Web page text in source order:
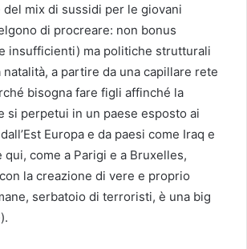
del mix di sussidi per le giovani
di procreare: non bonus
insufficienti) ma politiche strutturali
a partire da una capillare rete
bisogna fare figli affinché la
si perpetui in un paese esposto ai
Europa e da paesi come Iraq e
qui, come a Parigi e a Bruxelles,
la creazione di vere e proprio
serbatoio di terroristi, è una big